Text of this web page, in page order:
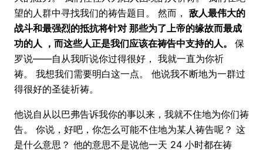
望的人群中寻找我们的祷告题目。 然而， 敌人最伟大的
战斗和最强烈的抵抗将针对 那些为了上帝的缘故而最成
功的人 ，而这些人正是我们应该在祷告中支持的人。 保
罗说——自从我听说你过得很好， 我就一直为你祈
祷。 我想我们需要明白这一点。 他说我不断地为一群过
得很好的圣徒祈祷。
他说自从以巴弗告诉我你的事以来，我就不住地为你们祷
告。 你说，好吧，你怎么可能不住地为某人祷告呢？ 这
是什么意思？ 他的意思不是说他一天 24 小时都在祷